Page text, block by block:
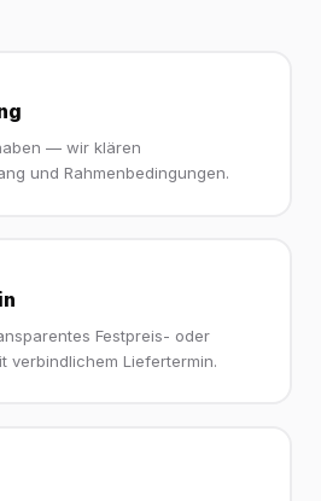
— wir klären
und Rahmenbedingungen.
Festpreis- oder
verbindlichem Liefertermin.